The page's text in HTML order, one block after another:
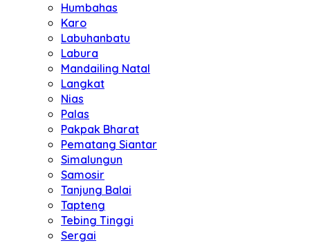
Humbahas
Karo
Labuhanbatu
Labura
Mandailing Natal
Langkat
Nias
Palas
Pakpak Bharat
Pematang Siantar
Simalungun
Samosir
Tanjung Balai
Tapteng
Tebing Tinggi
Sergai